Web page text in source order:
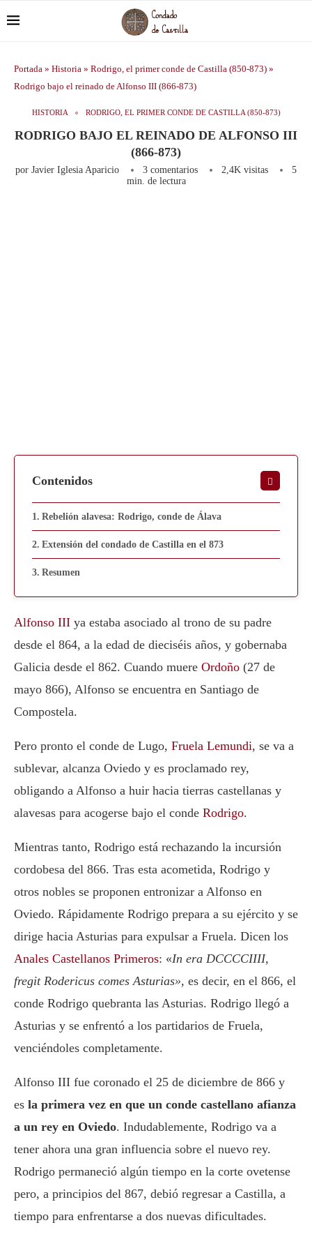
Portada » Historia » Rodrigo, el primer conde de Castilla (850-873) »
Rodrigo bajo el reinado de Alfonso III (866-873)
HISTORIA RODRIGO, EL PRIMER CONDE DE CASTILLA (850-873)
RODRIGO BAJO EL REINADO DE ALFONSO III
(866-873)
por Javier Iglesia Aparicio 3 comentarios 2,4K visitas
5
min. de lectura
Contenidos
Rebelión alavesa: Rodrigo, conde de Álava
Extensión del condado de Castilla en el 873
Resumen
Alfonso III ya estaba asociado al trono de su padre
desde el 864, a la edad de dieciséis años, y gobernaba
Galicia desde el 862. Cuando muere Ordoño (27 de
mayo 866), Alfonso se encuentra en Santiago de
Compostela.
Pero pronto el conde de Lugo, Fruela Lemundi, se va a
sublevar, alcanza Oviedo y es proclamado rey,
obligando a Alfonso a huir hacia tierras castellanas y
alavesas para acogerse bajo el conde Rodrigo.
Mientras tanto, Rodrigo está rechazando la incursión
cordobesa del 866. Tras esta acometida, Rodrigo y
otros nobles se proponen entronizar a Alfonso en
Oviedo. Rápidamente Rodrigo prepara a su ejército y se
dirige hacia Asturias para expulsar a Fruela. Dicen los
Anales Castellanos Primeros: «In era DCCCCIIII,
fregit Rodericus comes Asturias», es decir, en el 866, el
conde Rodrigo quebranta las Asturias. Rodrigo llegó a
Asturias y se enfrentó a los partidarios de Fruela,
venciéndoles completamente.
Alfonso III fue coronado el 25 de diciembre de 866 y
es la primera vez en que un conde castellano afianza
a un rey en Oviedo. Indudablemente, Rodrigo va a
tener ahora una gran influencia sobre el nuevo rey.
Rodrigo permaneció algún tiempo en la corte ovetense
pero, a principios del 867, debió regresar a Castilla, a
tiempo para enfrentarse a dos nuevas dificultades.